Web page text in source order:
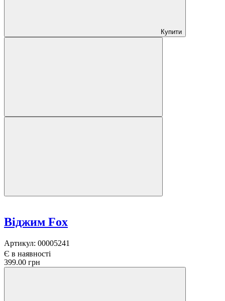
Купити
Віджим Fox
Артикул: 00005241
Є в наявності
399.00 грн